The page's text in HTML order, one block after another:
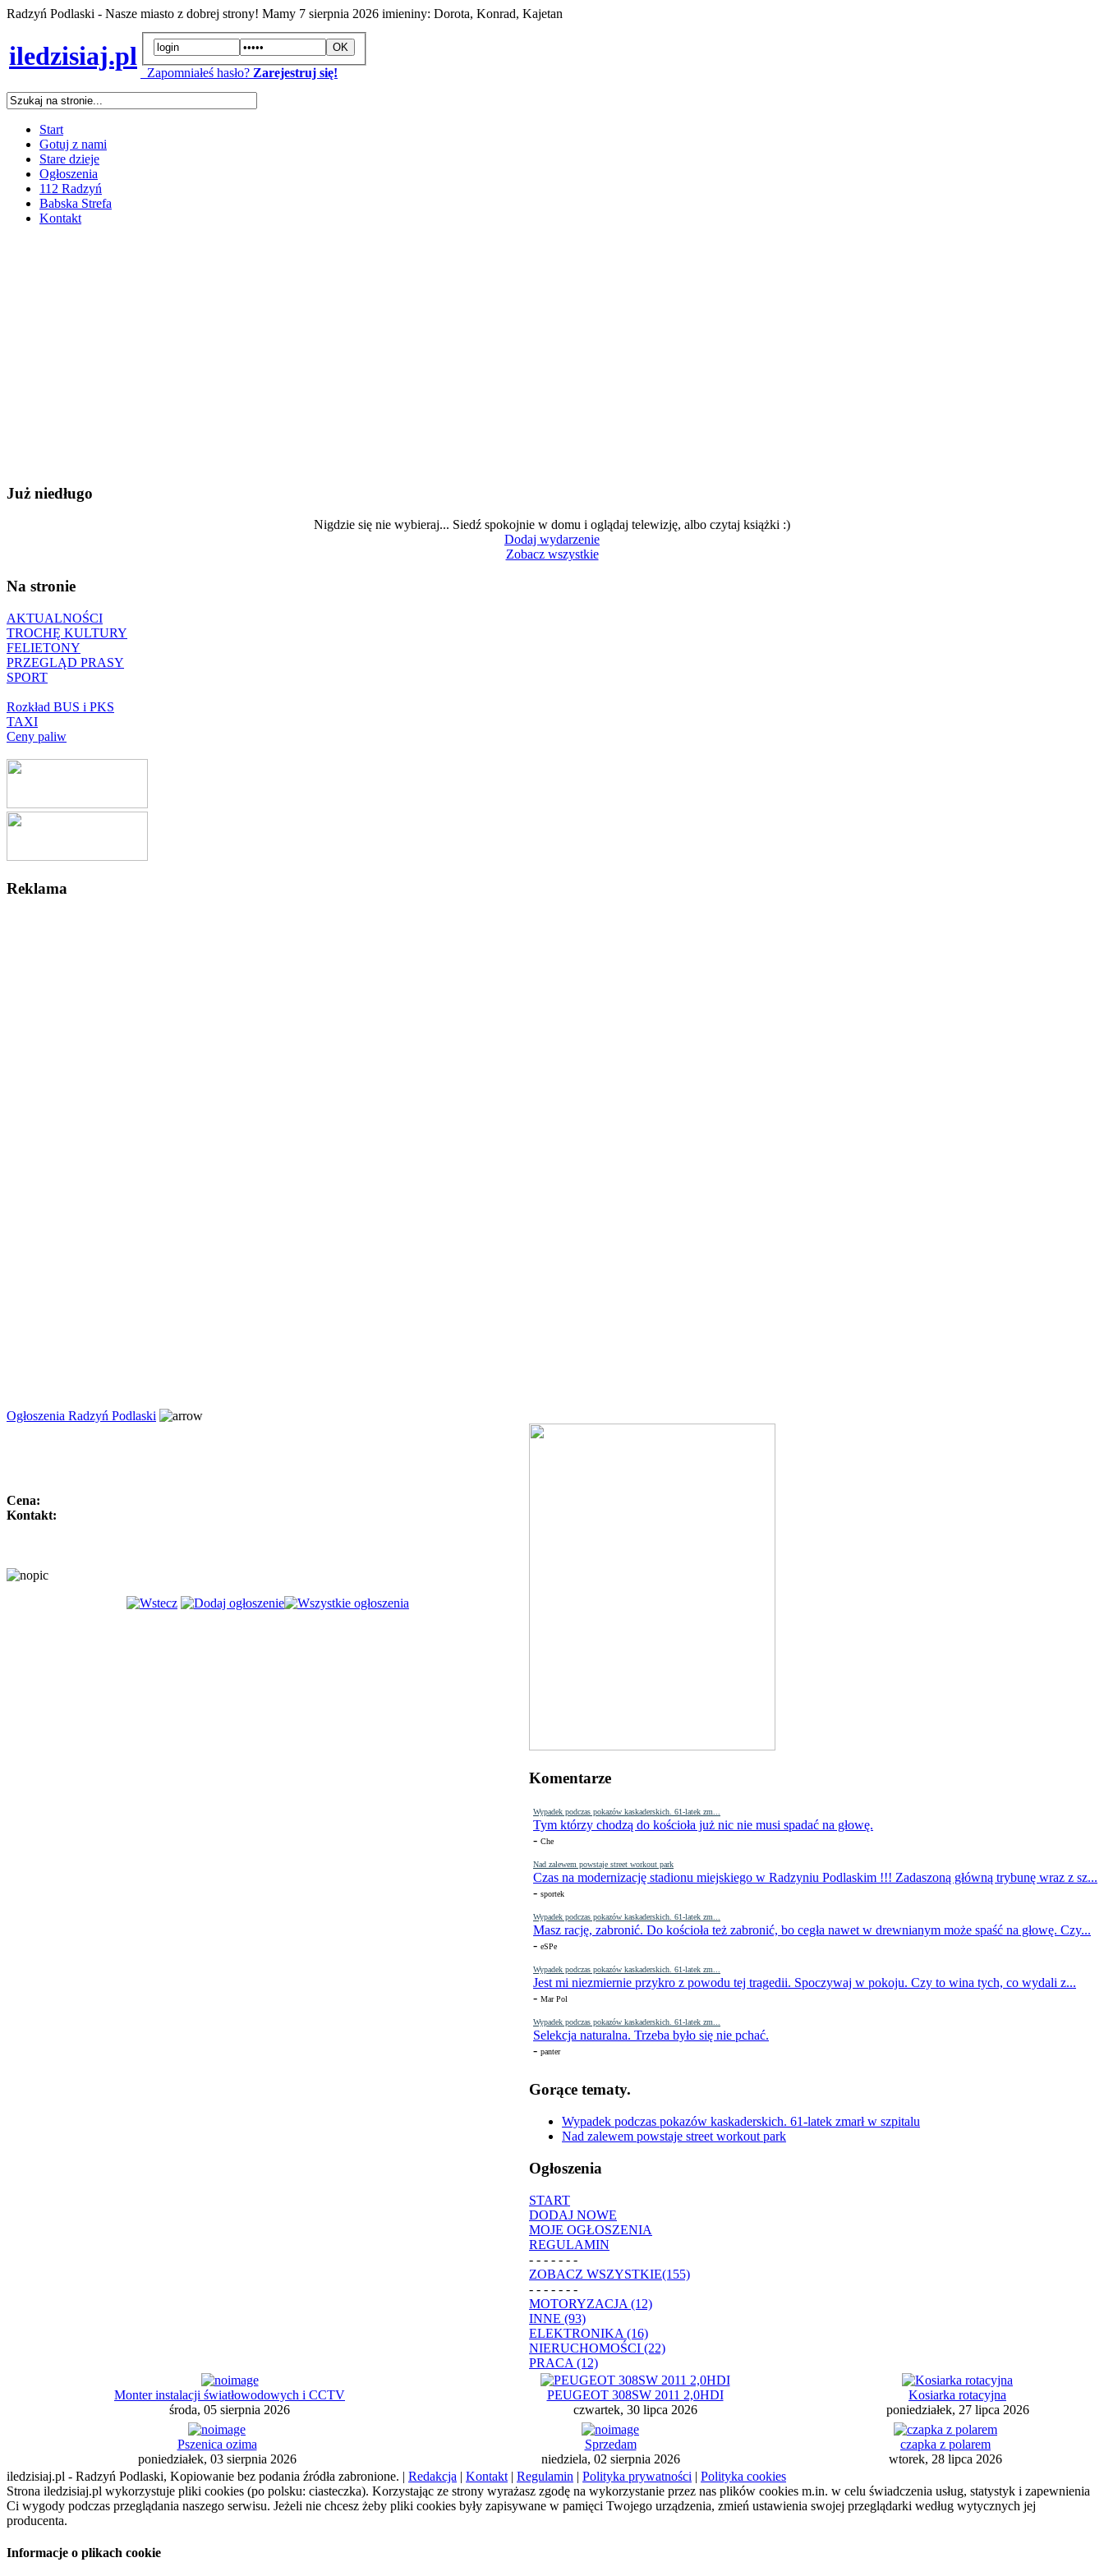
Radzyń Podlaski - Nasze miasto z dobrej strony! Mamy 7 sierpnia 2026 imieniny: Dorota, Konrad, Kajetan
iledzisiaj.pl
Zapomniałeś hasło? Zarejestruj się!
Start
Gotuj z nami
Stare dzieje
Ogłoszenia
112 Radzyń
Babska Strefa
Kontakt
Już niedługo
Nigdzie się nie wybieraj... Siedź spokojnie w domu i oglądaj telewizję, albo czytaj książki :)
Dodaj wydarzenie
Zobacz wszystkie
Na stronie
AKTUALNOŚCI
TROCHĘ KULTURY
FELIETONY
PRZEGLĄD PRASY
SPORT
Rozkład BUS i PKS
TAXI
Ceny paliw
Reklama
Komentarze
Wypadek podczas pokazów kaskaderskich. 61-latek zm...
Tym którzy chodzą do kościoła już nic nie musi spadać na głowę.
- Che
Nad zalewem powstaje street workout park
Czas na modernizację stadionu miejskiego w Radzyniu Podlaskim !!! Zadaszoną główną trybunę wraz z sz...
- sportek
Wypadek podczas pokazów kaskaderskich. 61-latek zm...
Masz rację, zabronić. Do kościoła też zabronić, bo cegła nawet w drewnianym może spaść na głowę. Czy...
- eSPe
Wypadek podczas pokazów kaskaderskich. 61-latek zm...
Jest mi niezmiernie przykro z powodu tej tragedii. Spoczywaj w pokoju. Czy to wina tych, co wydali z...
- Mar Pol
Wypadek podczas pokazów kaskaderskich. 61-latek zm...
Selekcja naturalna. Trzeba było się nie pchać.
- panter
Gorące tematy.
Wypadek podczas pokazów kaskaderskich. 61-latek zmarł w szpitalu
Nad zalewem powstaje street workout park
Ogłoszenia
START
DODAJ NOWE
MOJE OGŁOSZENIA
REGULAMIN
- - - - - - -
ZOBACZ WSZYSTKIE(155)
- - - - - - -
MOTORYZACJA (12)
INNE (93)
ELEKTRONIKA (16)
NIERUCHOMOŚCI (22)
PRACA (12)
Ogłoszenia Radzyń Podlaski
Cena:
Kontakt:
Monter instalacji światłowodowych i CCTV
środa, 05 sierpnia 2026
PEUGEOT 308SW 2011 2,0HDI
czwartek, 30 lipca 2026
Kosiarka rotacyjna
poniedziałek, 27 lipca 2026
Pszenica ozima
poniedziałek, 03 sierpnia 2026
Sprzedam
niedziela, 02 sierpnia 2026
czapka z polarem
wtorek, 28 lipca 2026
iledzisiaj.pl - Radzyń Podlaski, Kopiowanie bez podania źródła zabronione. | Redakcja | Kontakt | Regulamin | Polityka prywatności | Polityka cookies
Strona iledzisiaj.pl wykorzystuje pliki cookies (po polsku: ciasteczka). Korzystając ze strony wyrażasz zgodę na wykorzystanie przez nas plików cookies m.in. w celu świadczenia usług, statystyk i zapewnienia
Ci wygody podczas przeglądania naszego serwisu. Jeżeli nie chcesz żeby pliki cookies były zapisywane w pamięci Twojego urządzenia, zmień ustawienia swojej przeglądarki według wytycznych jej
producenta.
Informacje o plikach cookie